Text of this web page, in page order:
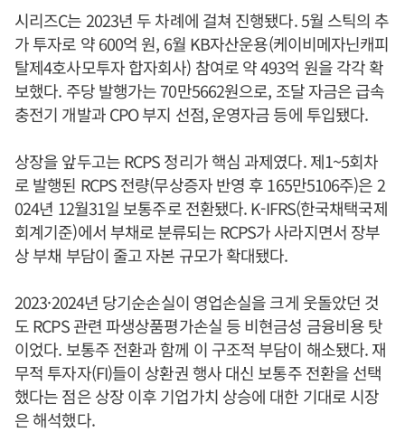
시리즈C는 2023년 두 차례에 걸쳐 진행됐다. 5월 스틱의 추
가 투자로 약 600억 원, 6월 KB자산운용(케이비메자닌캐피
탈제4호사모투자 합자회사) 참여로 약 493억 원을 각각 확
보했다. 주당 발행가는 70만5662원으로, 조달 자금은 급속
충전기 개발과 CPO 부지 선점, 운영자금 등에 투입됐다.
상장을 앞두고는 RCPS 정리가 핵심 과제였다. 제1~5회차
로 발행된 RCPS 전량(무상증자 반영 후 165만5106주)은 2
024년 12월31일 보통주로 전환됐다. K-IFRS(한국채택국제
회계기준)에서 부채로 분류되는 RCPS가 사라지면서 장부
상 부채 부담이 줄고 자본 규모가 확대됐다.
2023·2024년 당기순손실이 영업손실을 크게 웃돌았던 것
도 RCPS 관련 파생상품평가손실 등 비현금성 금융비용 탓
이었다. 보통주 전환과 함께 이 구조적 부담이 해소됐다. 재
무적 투자자(FI)들이 상환권 행사 대신 보통주 전환을 선택
했다는 점은 상장 이후 기업가치 상승에 대한 기대로 시장
은 해석했다.